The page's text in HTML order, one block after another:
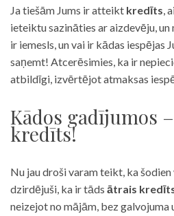
Ja tiešām Jums ir atteikt kredīts,
ieteiktu sazināties ar aizdevēju,
ir iemesls, un vai ir kādas iespējas
saņemt! Atcerēsimies, ka ir
atbildīgi, izvērtējot atmaksas
Kādos gadījumos
kredīts!
Nu jau droši varam teikt, ka
dzirdējuši, ka ir tāds ātrais
neizejot no mājām, bez galvojuma